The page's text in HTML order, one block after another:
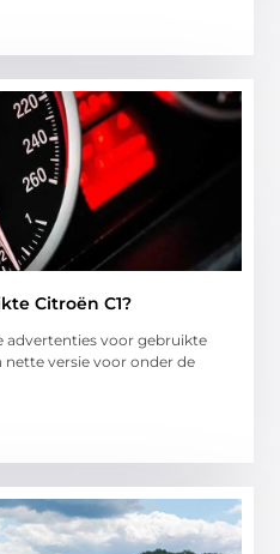
Citroën C1?
advertenties voor gebruikte
nette versie voor onder de